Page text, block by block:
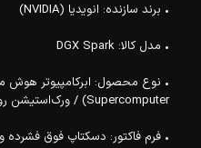
• برند سازنده: انویدیا (NVIDIA)
• مدل کالا: DGX Spark
Supercomputer) / ورک‌استیشن رومیزی
• فرم فاکتور: دسکتاپ فوق فشرده